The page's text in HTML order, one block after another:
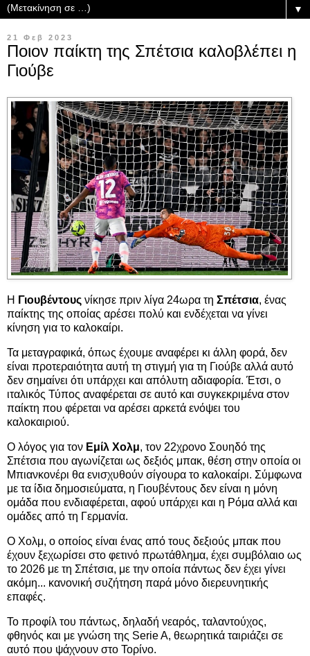
▼
21 Φεβ 2023
Ποιον παίκτη της Σπέτσια καλοβλέπει η
Γιούβε
Η Γιουβέντους νίκησε πριν λίγα 24ωρα τη Σπέτσια, ένας
παίκτης της οποίας αρέσει πολύ και ενδέχεται να γίνει
κίνηση για το καλοκαίρι.
Τα μεταγραφικά, όπως έχουμε αναφέρει κι άλλη φορά, δεν
είναι προτεραιότητα αυτή τη στιγμή για τη Γιούβε αλλά αυτό
δεν σημαίνει ότι υπάρχει και απόλυτη αδιαφορία. Έτσι, ο
ιταλικός Τύπος αναφέρεται σε αυτό και συγκεκριμένα στον
παίκτη που φέρεται να αρέσει αρκετά ενόψει του
καλοκαιριού.
Ο λόγος για τον Εμίλ Χολμ, τον 22χρονο Σουηδό της
Σπέτσια που αγωνίζεται ως δεξιός μπακ, θέση στην οποία οι
Μπιανκονέρι θα ενισχυθούν σίγουρα το καλοκαίρι. Σύμφωνα
με τα ίδια δημοσιεύματα, η Γιουβέντους δεν είναι η μόνη
ομάδα που ενδιαφέρεται, αφού υπάρχει και η Ρόμα αλλά και
ομάδες από τη Γερμανία.
Ο Χολμ, ο οποίος είναι ένας από τους δεξιούς μπακ που
έχουν ξεχωρίσει στο φετινό πρωτάθλημα, έχει συμβόλαιο ως
το 2026 με τη Σπέτσια, με την οποία πάντως δεν έχει γίνει
ακόμη... κανονική συζήτηση παρά μόνο διερευνητικής
επαφές.
Το προφίλ του πάντως, δηλαδή νεαρός, ταλαντούχος,
φθηνός και με γνώση της Serie A, θεωρητικά ταιριάζει σε
αυτό που ψάχνουν στο Τορίνο.